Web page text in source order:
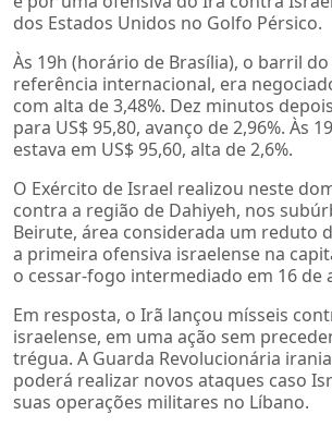
dos Estados Unidos no Golfo Pérsico.
Às 19h (horário de Brasília), o barril
referência internacional, era
com alta de 3,48%. Dez minutos
para US$ 95,80, avanço de 2,96%. Às
estava em US$ 95,60, alta de 2,6%.
O Exército de Israel realizou neste
contra a região de Dahiyeh, nos
Beirute, área considerada um reduto
a primeira ofensiva israelense na
o cessar-fogo intermediado em 16 de
Em resposta, o Irã lançou mísseis
israelense, em uma ação sem
trégua. A Guarda Revolucionária
poderá realizar novos ataques caso
suas operações militares no Líbano.